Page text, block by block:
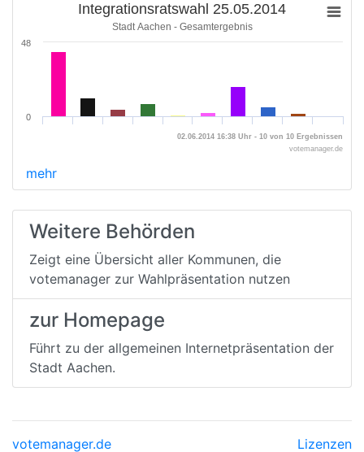
Integrationsratswahl 25.05.2014
Stadt Aachen - Gesamtergebnis
0
48
02.06.2014 16:38 Uhr - 10 von 10 Ergebnissen
votemanager.de
mehr
Weitere Behörden
Zeigt eine Übersicht aller Kommunen, die
votemanager zur Wahlpräsentation nutzen
zur Homepage
Führt zu der allgemeinen Internetpräsentation der
Stadt Aachen.
votemanager.de Lizenzen